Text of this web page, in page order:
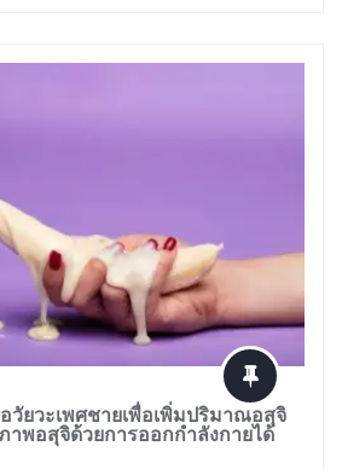
วัยวะเพศชายเพื่อเพิ่มปริมาณอสุจิ
พอสุจิด้วยการออกกำลังกายได้